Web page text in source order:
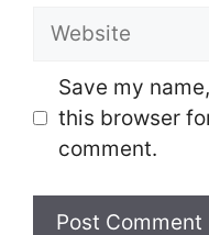
Website
Save my
this browser
comment.